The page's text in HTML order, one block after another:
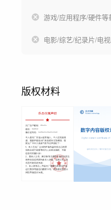
游戏/应用程序/硬件
电影/综艺/纪录片/电
版权材料